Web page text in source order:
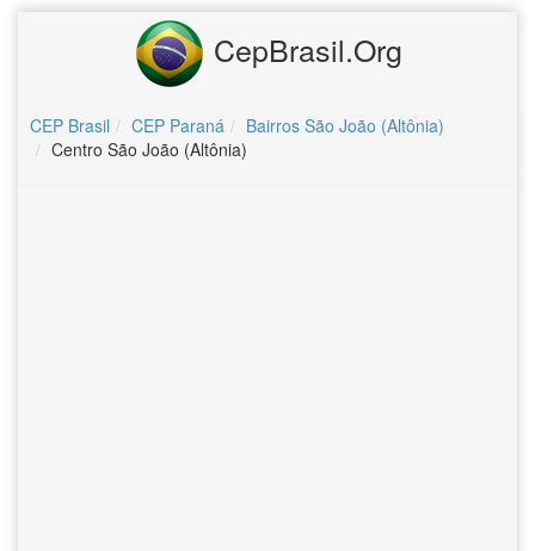
CepBrasil.Org
CEP Brasil CEP Paraná
Bairros São João (Altônia)
Centro São João (Altônia)